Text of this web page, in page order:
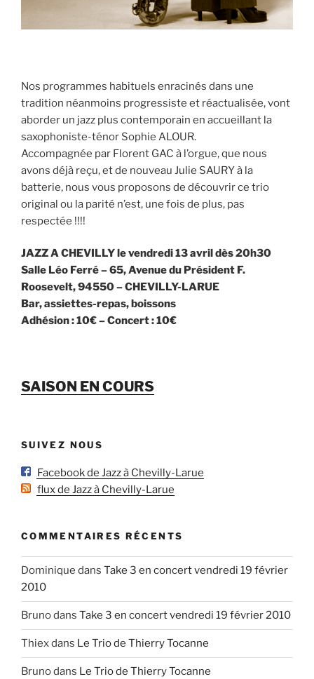
Nos programmes habituels enracinés dans une
tradition néanmoins progressiste et réactualisée, vont
aborder un jazz plus contemporain en accueillant la
saxophoniste-ténor Sophie ALOUR.
Accompagnée par Florent GAC à l’orgue, que nous
avons déjà reçu, et de nouveau Julie SAURY à la
batterie, nous vous proposons de découvrir ce trio
original ou la parité n’est, une fois de plus, pas
respectée !!!!
JAZZ A CHEVILLY le vendredi 13 avril dès 20h30
Salle Léo Ferré – 65, Avenue du Président F.
Roosevelt, 94550 – CHEVILLY-LARUE
Bar, assiettes-repas, boissons
Adhésion : 10€ – Concert : 10€
SAISON EN COURS
SUIVEZ NOUS
Facebook de Jazz à Chevilly-Larue
flux de Jazz à Chevilly-Larue
COMMENTAIRES RÉCENTS
Dominique dans Take 3 en concert vendredi 19 février
2010
Brunodans Take 3 en concert vendredi 19 février 2010
Thiexdans Le Trio de Thierry Tocanne
Brunodans Le Trio de Thierry Tocanne